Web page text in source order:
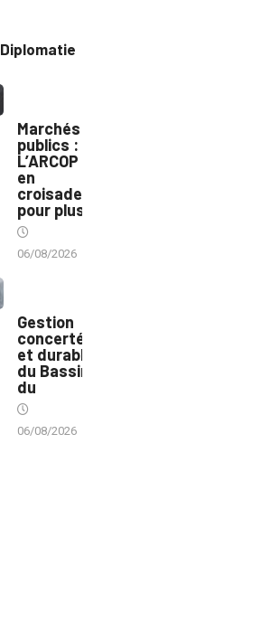
Diplomatie
Marchés
publics :
L’ARCOP
en
croisade
pour plus
06/08/2026
Gestion
concertée
et durable
du Bassin
du
06/08/2026